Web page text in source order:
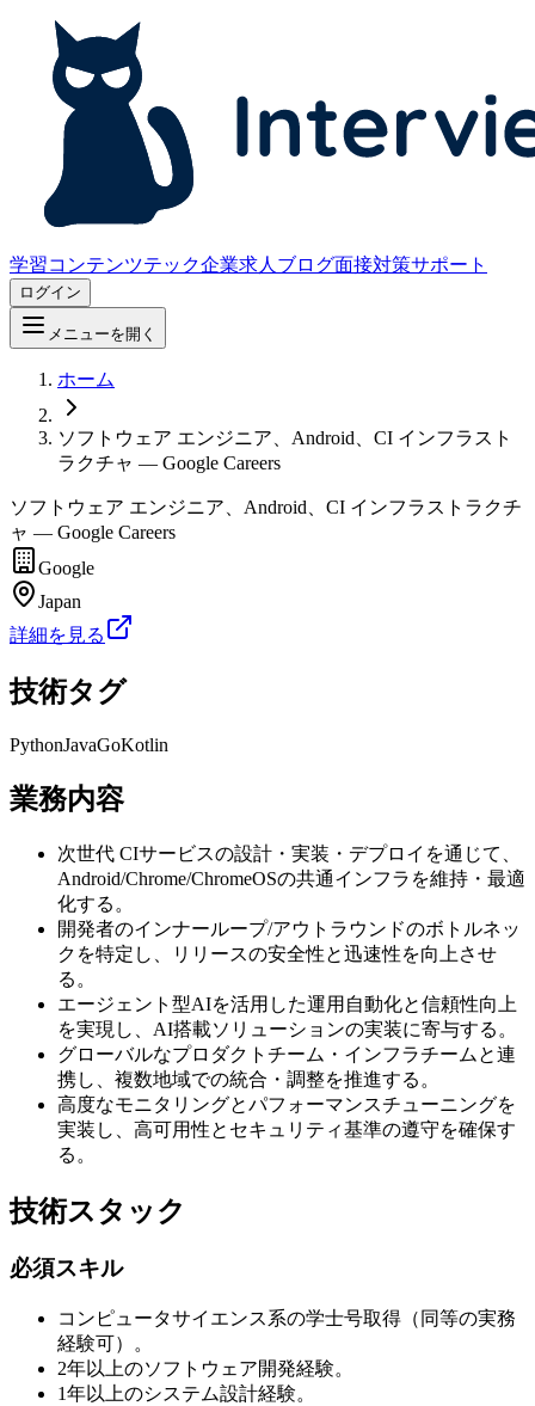
学習コンテンツテック企業求人 ブログ面接対策サポート
ログイン
メニューを開く
ホーム
ソフトウェア エンジニア、Android、CI インフラスト
ラクチャ — Google Careers
ソフトウェア エンジニア、Android、CI インフラストラクチ
ャ — Google Careers
Google
Japan
詳細を見る
技術タグ
PythonJavaGoKotlin
業務内容
次世代 CIサービスの設計・実装・デプロイを通じて、
Android/Chrome/ChromeOSの共通インフラを維持・最適
化する。
開発者のインナーループ/アウトラウンドのボトルネッ
クを特定し、リリースの安全性と迅速性を向上させ
る。
エージェント型AIを活用した運用自動化と信頼性向上
を実現し、AI搭載ソリューションの実装に寄与する。
グローバルなプロダクトチーム・インフラチームと連
携し、複数地域での統合・調整を推進する。
高度なモニタリングとパフォーマンスチューニングを
実装し、高可用性とセキュリティ基準の遵守を確保す
る。
技術スタック
必須スキル
コンピュータサイエンス系の学士号取得（同等の実務
経験可）。
2年以上のソフトウェア開発経験。
1年以上のシステム設計経験。